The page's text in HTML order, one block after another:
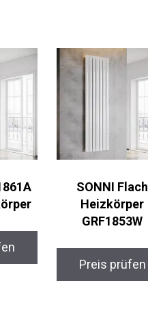
SONNI Flach
Heizkörper
GRF1853W
Preis prüfen